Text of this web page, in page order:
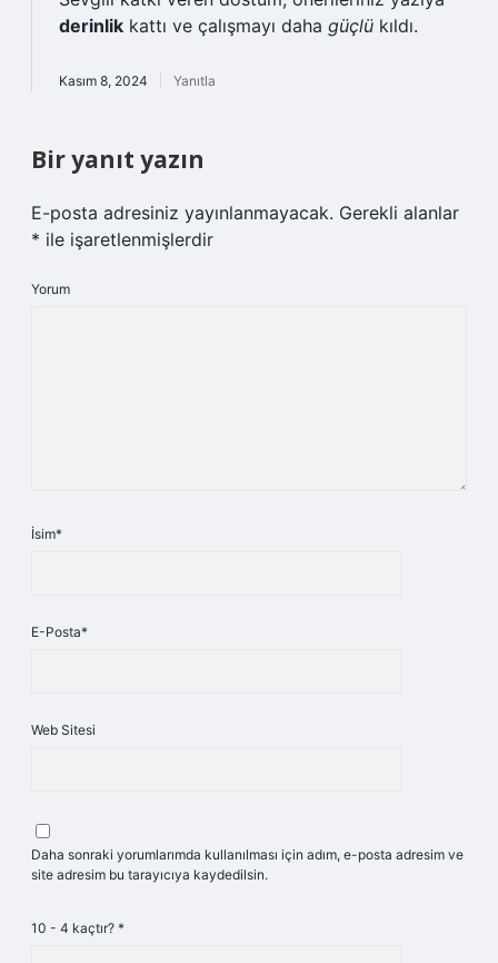
derinlik kattı ve çalışmayı daha güçlü kıldı.
Kasım 8, 2024 Yanıtla
Bir yanıt yazın
E-posta adresiniz yayınlanmayacak. Gerekli alanlar
* ile işaretlenmişlerdir
Yorum
İsim*
E-Posta*
Web Sitesi
Daha sonraki yorumlarımda kullanılması için adım, e-posta adresim ve
site adresim bu tarayıcıya kaydedilsin.
10 - 4 kaçtır? *